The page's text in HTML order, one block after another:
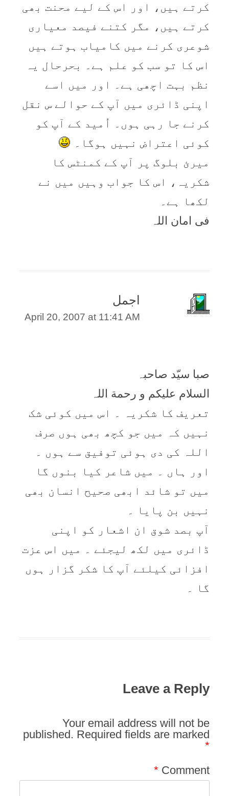
کرتے ہیں، اور اس کے لیے محنت بھی
کرتے ہیں، مگر کتنے فیصد معیاری
شوعری کرنے میں کامیاب ہوتے ہیں
اس کا تو سب کو علم ہے۔ بحرحال یہ
نظم بہت اچھی ہے۔ اور میں اسے
اپنی ڈائری میں آپ کے حوالے س نقل
کرنے جا رہی ہوں۔ اُمید کے آپ کو
کوئی اعتراض نہیں ہوگا۔
میرئ بلوگ پر آپ کے کمنٹس کا
شکریہ، اس کا جواب وہیں میں نے
لکھا ہے۔
فی امان اللہ
اجمل
April 20, 2007 at 11:41 AM
صبا سیّد صاحبہ
السلام علیکم و رحمة اللہ
تعریف کا شکریہ ۔ اس میں کوئی شک
نہیں کہ میں جو کچھ بھی ہوں صرف
اللہ کی دی ہوئی توفیق سے ہوں ۔
اور ہاں ۔ میں شاعر کیا بنوں گا
میں تو شائد ابھی صحیح انسان بھی
نہیں بن پایا ۔
آپ بصد شوق ان اشعار کو اپنی
ڈائری میں لکھ لیجئے ۔ میں اس عزت
افزائی کیلئے آپ کا شکر گزار ہوں
گا ۔
Leave a Reply
Your email address will not be
published. Required fields are marked
*
Comment
*